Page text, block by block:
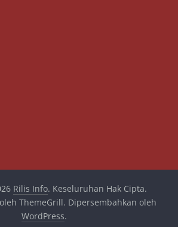
Rilis Info. Keseluruhan Hak Cipta.
ThemeGrill. Dipersembahkan oleh
WordPress.